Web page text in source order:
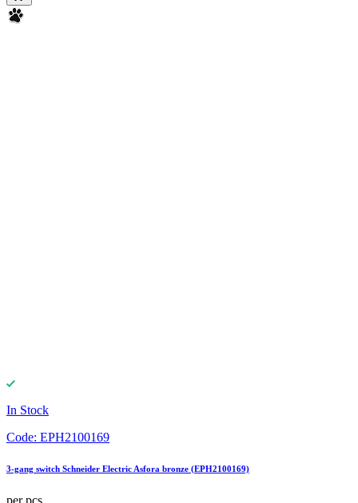
In Stock
Code: EPH2100169
3-gang switch Schneider Electric Asfora bronze (EPH2100169)